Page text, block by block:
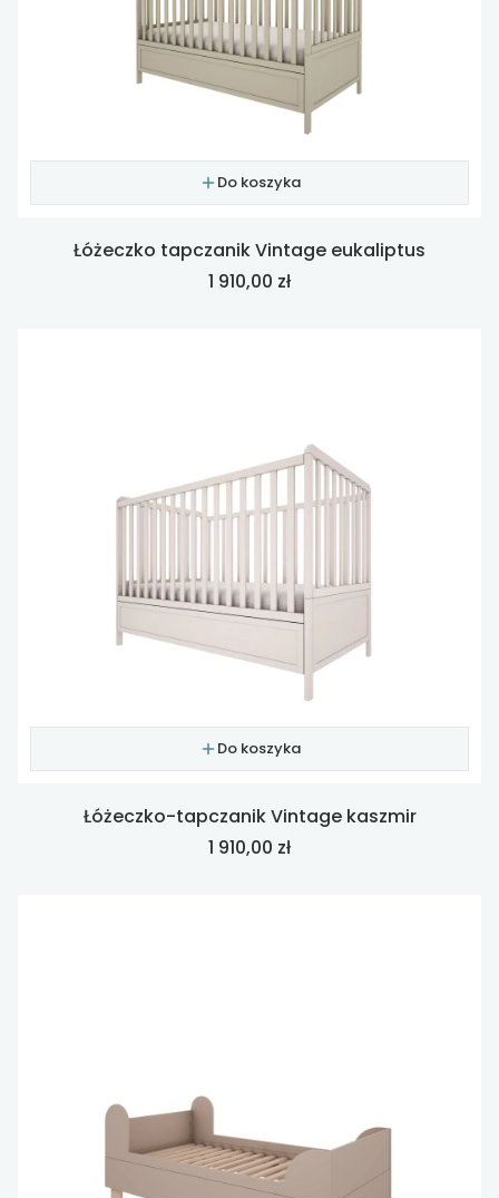
Do koszyka
Łóżeczko tapczanik Vintage eukaliptus
Cena
1 910,00 zł
Do koszyka
Łóżeczko-tapczanik Vintage kaszmir
Cena
1 910,00 zł